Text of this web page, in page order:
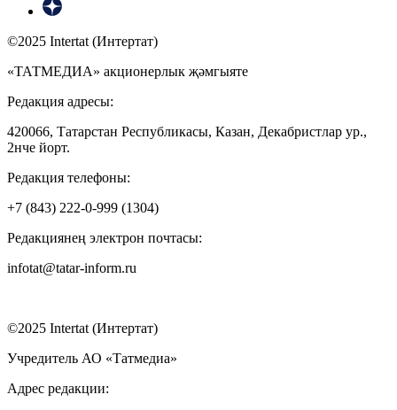
©2025 Intertat (Интертат)
«ТАТМЕДИА» акционерлык җәмгыяте
Редакция адресы:
420066, Татарстан Республикасы, Казан, Декабристлар ур.,
2нче йорт.
Редакция телефоны:
+7 (843) 222-0-999 (1304)
Редакциянең электрон почтасы:
infotat@tatar-inform.ru
©2025 Intertat (Интертат)
Учредитель АО «Татмедиа»
Адрес редакции: